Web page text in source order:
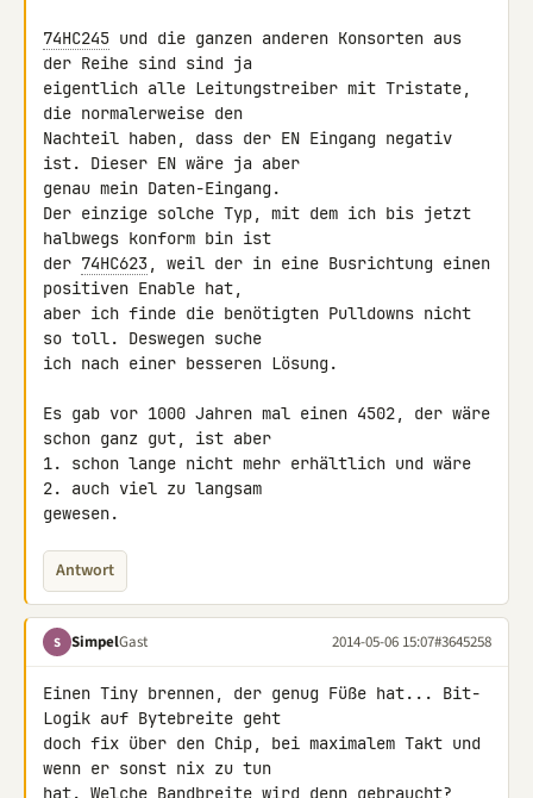
74HC245 und die ganzen anderen Konsorten aus
der Reihe sind sind ja
eigentlich alle Leitungstreiber mit Tristate,
die normalerweise den
Nachteil haben, dass der EN Eingang negativ
ist. Dieser EN wäre ja aber
genau mein Daten-Eingang.
Der einzige solche Typ, mit dem ich bis jetzt
halbwegs konform bin ist
der 74HC623, weil der in eine Busrichtung einen
positiven Enable hat,
aber ich finde die benötigten Pulldowns nicht
so toll. Deswegen suche
ich nach einer besseren Lösung.
Es gab vor 1000 Jahren mal einen 4502, der wäre
schon ganz gut, ist aber
1. schon lange nicht mehr erhältlich und wäre
2. auch viel zu langsam
gewesen.
Antwort
S SimpelGast 2014-05-06 15:07#3645258
Einen Tiny brennen, der genug Füße hat... Bit-
Logik auf Bytebreite geht
doch fix über den Chip, bei maximalem Takt und
wenn er sonst nix zu tun
hat. Welche Bandbreite wird denn gebraucht?